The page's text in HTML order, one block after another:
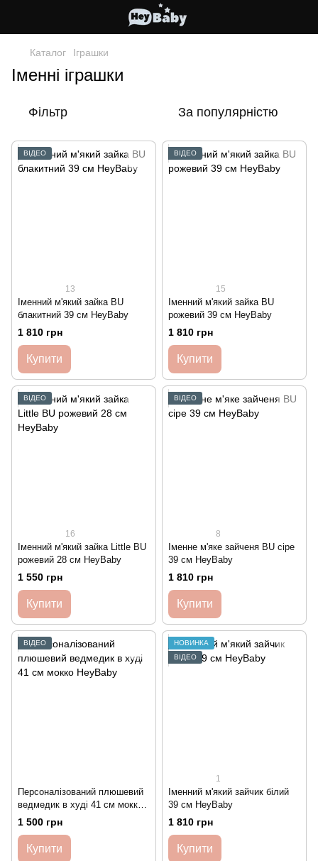
Каталог Іграшки
Іменні іграшки
Фільтр За популярністю
ВІДЕО
13
Іменний м'який зайка BU
блакитний 39 см HeyBaby
1 810 грн
Купити
ВІДЕО
15
Іменний м'який зайка BU
рожевий 39 см HeyBaby
1 810 грн
Купити
ВІДЕО
16
Іменний м'який зайка Little BU
рожевий 28 см HeyBaby
1 550 грн
Купити
ВІДЕО
8
Іменне м'яке зайченя BU сіре
39 см HeyBaby
1 810 грн
Купити
ВІДЕО
Персоналізований плюшевий
ведмедик в худі 41 см мокко
HeyBaby
1 500 грн
Купити
НОВИНКА
ВІДЕО
1
Іменний м'який зайчик білий
39 см HeyBaby
1 810 грн
Купити